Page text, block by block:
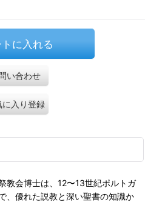
に入れる
い合わせ
に入り登録
教会博士は、12〜13世紀ポルトガ
、優れた説教と深い聖書の知識か